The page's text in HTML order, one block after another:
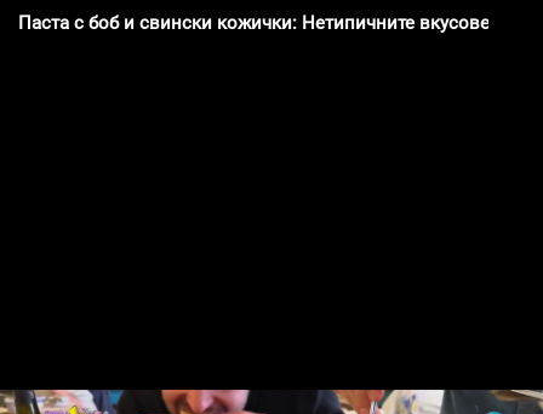
Паста с боб и свински кожички: Нетипичните вкусове на